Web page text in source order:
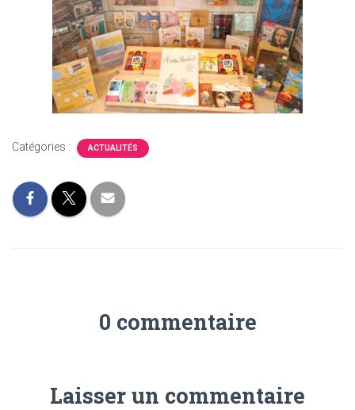
Catégories : ACTUALITÉS
0 commentaire
Laisser un commentaire